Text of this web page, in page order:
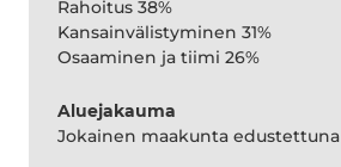
Rahoitus 38%
Kansainvälistyminen 31%
Osaaminen ja tiimi 26%
Aluejakauma
Jokainen maakunta edustettuna